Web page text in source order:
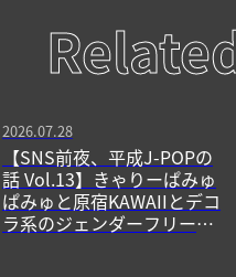
2026.07.28
【SNS前夜、平成J-POPの
話 Vol.13】きゃりーぱみゅ
ぱみゅと原宿KAWAIIとデコ
ラ系のジェンダーフリーな